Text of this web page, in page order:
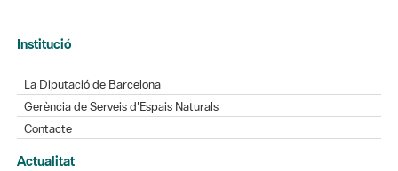
Institució
La Diputació de Barcelona
Gerència de Serveis d'Espais Naturals
Contacte
Actualitat